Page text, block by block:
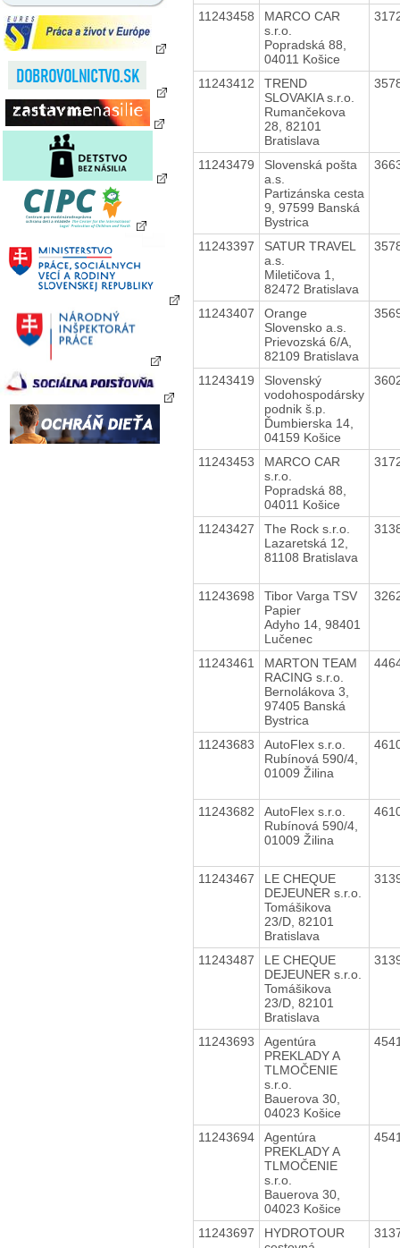
11243458
MARCO CAR
s.r.o.
Popradská 88,
04011 Košice
11243412
TREND
SLOVAKIA s.r.o.
Rumančekova
28, 82101
Bratislava
11243479
Slovenská pošta
a.s.
Partizánska cesta
9, 97599 Banská
Bystrica
11243397
SATUR TRAVEL
a.s.
Miletičova 1,
82472 Bratislava
11243407
Orange
Slovensko a.s.
Prievozská 6/A,
82109 Bratislava
11243419
Slovenský
vodohospodársky
podnik š.p.
Ďumbierska 14,
04159 Košice
11243453
MARCO CAR
s.r.o.
Popradská 88,
04011 Košice
11243427
The Rock s.r.o.
Lazaretská 12,
81108 Bratislava
11243698
Tibor Varga TSV
Papier
Adyho 14, 98401
Lučenec
11243461
MARTON TEAM
RACING s.r.o.
Bernolákova 3,
97405 Banská
Bystrica
11243683
AutoFlex s.r.o.
Rubínová 590/4,
01009 Žilina
11243682
AutoFlex s.r.o.
Rubínová 590/4,
01009 Žilina
11243467
LE CHEQUE
DEJEUNER s.r.o.
Tomášikova
23/D, 82101
Bratislava
11243487
LE CHEQUE
DEJEUNER s.r.o.
Tomášikova
23/D, 82101
Bratislava
11243693
Agentúra
PREKLADY A
TLMOČENIE
s.r.o.
Bauerova 30,
04023 Košice
11243694
Agentúra
PREKLADY A
TLMOČENIE
s.r.o.
Bauerova 30,
04023 Košice
11243697
HYDROTOUR